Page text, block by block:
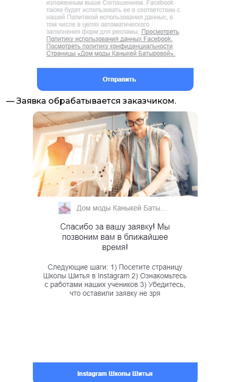
— Заявка обрабатывается заказчиком.